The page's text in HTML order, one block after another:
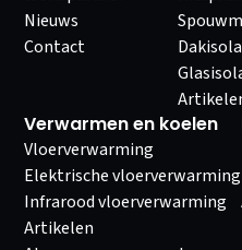
Nieuws
Contact
Verwarmen en koelen
Vloerverwarming
Elektrische vloerverwarming
Infrarood vloerverwarming
Artikelen